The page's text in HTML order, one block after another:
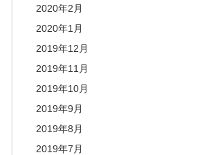
2020年2月
2020年1月
2019年12月
2019年11月
2019年10月
2019年9月
2019年8月
2019年7月